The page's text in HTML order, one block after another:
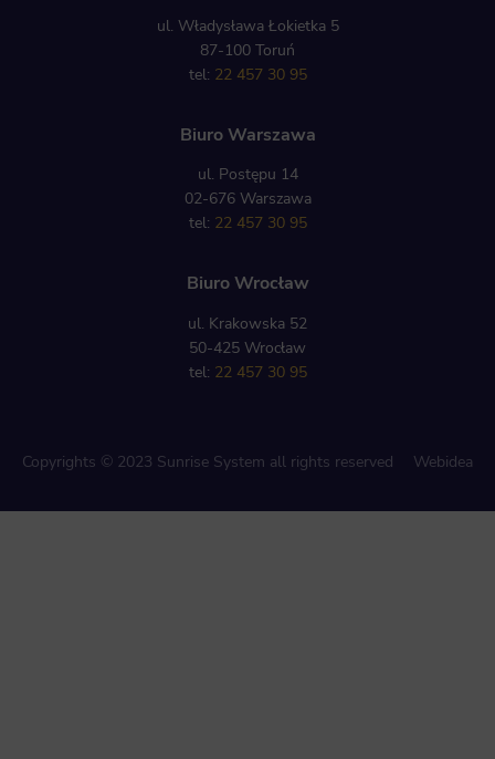
ul. Władysława Łokietka 5
87-100 Toruń
tel: 22 457 30 95
Biuro Warszawa
ul. Postępu 14
02-676 Warszawa
tel: 22 457 30 95
Biuro Wrocław
ul. Krakowska 52
50-425 Wrocław
tel: 22 457 30 95
Copyrights © 2023 Sunrise System all rights reserved Webidea